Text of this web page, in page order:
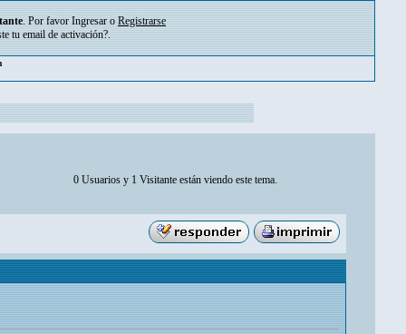
. Por favor Ingresar o Registrarse
tu email de activación?.
0 Usuarios y 1 Visitante están viendo este tema.